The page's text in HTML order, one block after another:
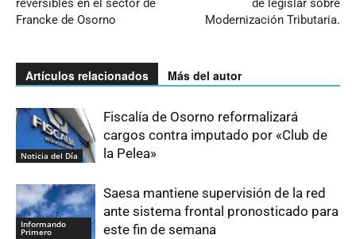
reversibles en el sector de
Francke de Osorno
de legislar sobre
Modernización Tributaria.
Artículos relacionados Más del autor
Noticia del Día
Fiscalía de Osorno reformalizará
cargos contra imputado por «Club de
la Pelea»
Informando
Primero
Saesa mantiene supervisión de la red
ante sistema frontal pronosticado para
este fin de semana